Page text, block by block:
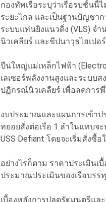
กองทัพเรือระบุว่าเรือรบชั้นนี้
ระยะไกล และเป็นฐานบัญชา
ระบบแท่นยิงแนวดิ่ง (VLS) จ
นิวเคลียร์ และขีปนาวุธไฮเปอ
ปืนใหญ่แม่เหล็กไฟฟ้า
เลเซอร์พลังงานสูงและระบบ
ปฏิกรณ์นิวเคลียร์ เพื่อลดการ
งบประมาณและแผนการเข้าป
ทยอยสั่งต่อเรือ 1 ลำในแทบจ
USS Defiant โดยจะเริ่มสั่งซื้
อย่างไรก็ตาม ราคาประเมินเ
ประมาณประเมินของเรือบรร
เบื้องหลังการปลดรัฐมนตรีแล